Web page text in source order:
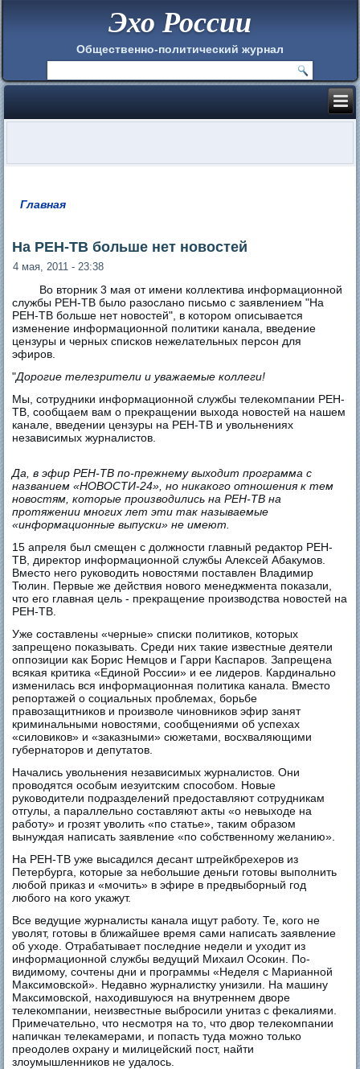
Эхо России
Общественно-политический журнал
Главная
На РЕН-ТВ больше нет новостей
4 мая, 2011 - 23:38
Во вторник 3 мая от имени коллектива информационной
службы РЕН-ТВ было разослано письмо с заявлением "На
РЕН-ТВ больше нет новостей", в котором описывается
изменение информационной политики канала, введение
цензуры и черных списков нежелательных персон для
эфиров.
"Дорогие телезрители и уважаемые коллеги!
Мы, сотрудники информационной службы телекомпании РЕН-
ТВ, сообщаем вам о прекращении выхода новостей на нашем
канале, введении цензуры на РЕН-ТВ и увольнениях
независимых журналистов.
Да, в эфир РЕН-ТВ по-прежнему выходит программа с
названием «НОВОСТИ-24», но никакого отношения к тем
новостям, которые производились на РЕН-ТВ на
протяжении многих лет эти так называемые
«информационные выпуски» не имеют.
15 апреля был смещен с должности главный редактор РЕН-
ТВ, директор информационной службы Алексей Абакумов.
Вместо него руководить новостями поставлен Владимир
Тюлин. Первые же действия нового менеджмента показали,
что его главная цель - прекращение производства новостей на
РЕН-ТВ.
Уже составлены «черные» списки политиков, которых
запрещено показывать. Среди них такие известные деятели
оппозиции как Борис Немцов и Гарри Каспаров. Запрещена
всякая критика «Единой России» и ее лидеров. Кардинально
изменилась вся информационная политика канала. Вместо
репортажей о социальных проблемах, борьбе
правозащитников и произволе чиновников эфир занят
криминальными новостями, сообщениями об успехах
«силовиков» и «заказными» сюжетами, восхваляющими
губернаторов и депутатов.
Начались увольнения независимых журналистов. Они
проводятся особым иезуитским способом. Новые
руководители подразделений предоставляют сотрудникам
отгулы, а параллельно составляют акты «о невыходе на
работу» и грозят уволить «по статье», таким образом
вынуждая написать заявление «по собственному желанию».
На РЕН-ТВ уже высадился десант штрейкбрехеров из
Петербурга, которые за небольшие деньги готовы выполнить
любой приказ и «мочить» в эфире в предвыборный год
любого на кого укажут.
Все ведущие журналисты канала ищут работу. Те, кого не
уволят, готовы в ближайшее время сами написать заявление
об уходе. Отрабатывает последние недели и уходит из
информационной службы ведущий Михаил Осокин. По-
видимому, сочтены дни и программы «Неделя с Марианной
Максимовской». Недавно журналистку унизили. На машину
Максимовской, находившуюся на внутреннем дворе
телекомпании, неизвестные выбросили унитаз с фекалиями.
Примечательно, что несмотря на то, что двор телекомпании
напичкан телекамерами, и попасть туда можно только
преодолев охрану и милицейский пост, найти
злоумышленников не удалось.